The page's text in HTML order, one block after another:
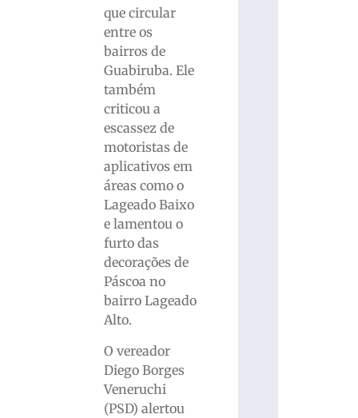
que circular
entre os
bairros de
Guabiruba. Ele
também
criticou a
escassez de
motoristas de
aplicativos em
áreas como o
Lageado Baixo
e lamentou o
furto das
decorações de
Páscoa no
bairro Lageado
Alto.
O vereador
Diego Borges
Veneruchi
(PSD) alertou